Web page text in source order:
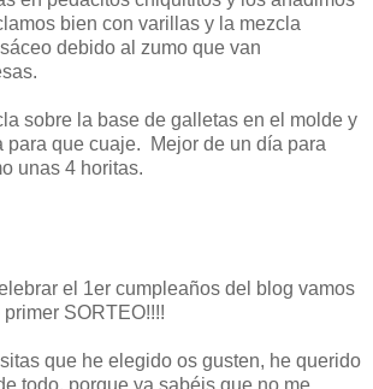
bien con varillas y la mezcla
debido al zumo que van
sobre la base de galletas en el molde y
para que cuaje. Mejor de un día para
unas 4 horitas.
el 1er cumpleaños del blog vamos
SORTEO!!!!
que he elegido os gusten, he querido
todo, porque ya sabéis que no me